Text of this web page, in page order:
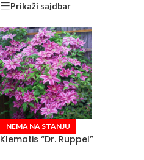
Prikaži sajdbar
NEMA NA STANJU
Klematis “Dr. Ruppel”